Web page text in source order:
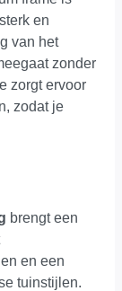
en
van het
zonder
zorgt ervoor
zodat je
brengt een
en een
tuinstijlen.